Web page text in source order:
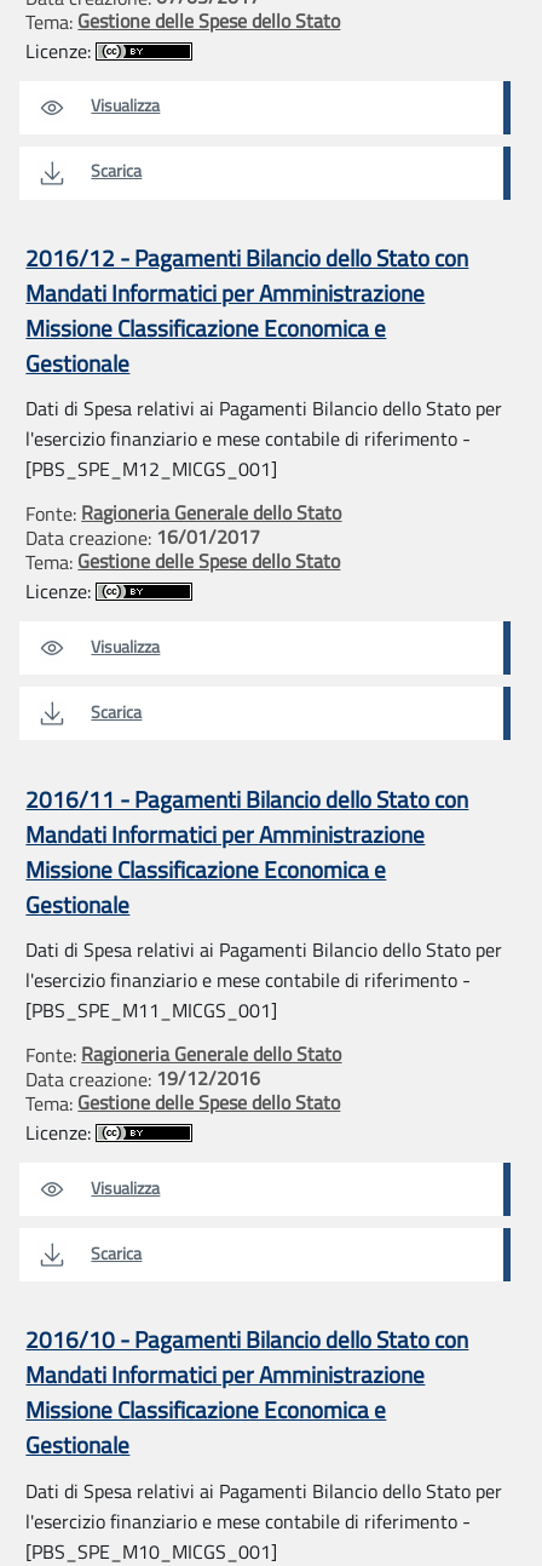
Tema: Gestione delle Spese dello Stato
Licenze:
Visualizza
Scarica
2016/12 - Pagamenti Bilancio dello Stato con
Mandati Informatici per Amministrazione
Missione Classificazione Economica e
Gestionale
Dati di Spesa relativi ai Pagamenti Bilancio dello Stato per
l'esercizio finanziario e mese contabile di riferimento -
[PBS_SPE_M12_MICGS_001]
Fonte: Ragioneria Generale dello Stato
Data creazione: 16/01/2017
Tema: Gestione delle Spese dello Stato
Licenze:
Visualizza
Scarica
2016/11 - Pagamenti Bilancio dello Stato con
Mandati Informatici per Amministrazione
Missione Classificazione Economica e
Gestionale
Dati di Spesa relativi ai Pagamenti Bilancio dello Stato per
l'esercizio finanziario e mese contabile di riferimento -
[PBS_SPE_M11_MICGS_001]
Fonte: Ragioneria Generale dello Stato
Data creazione: 19/12/2016
Tema: Gestione delle Spese dello Stato
Licenze:
Visualizza
Scarica
2016/10 - Pagamenti Bilancio dello Stato con
Mandati Informatici per Amministrazione
Missione Classificazione Economica e
Gestionale
Dati di Spesa relativi ai Pagamenti Bilancio dello Stato per
l'esercizio finanziario e mese contabile di riferimento -
[PBS_SPE_M10_MICGS_001]